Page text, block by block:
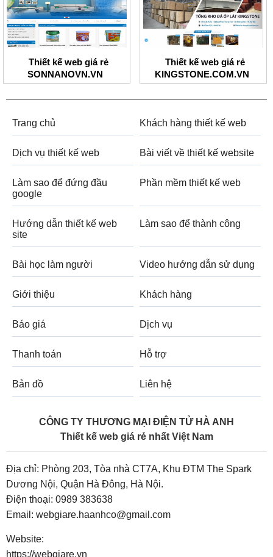
Thiết kế web giá rẻ
SONNANOVN.VN
Thiết kế web giá rẻ
KINGSTONE.COM.VN
Trang chủ Khách hàng thiết kế web
Dịch vụ thiết kế web Bài viết về thiết kế website
Làm sao để đứng đầu
google
Phần mềm thiết kế web
Hướng dẫn thiết kế web
site
Làm sao để thành công
Bài học làm người Video hướng dẫn sử dụng
Giới thiệu Khách hàng
Báo giá Dịch vụ
Thanh toán Hỗ trợ
Bản đồ Liên hệ
CÔNG TY THƯƠNG MẠI ĐIỆN TỬ HÀ ANH
Thiết kế web giá rẻ nhất Việt Nam
Địa chỉ: Phòng 203, Tòa nhà CT7A, Khu ĐTM The Spark
Dương Nội, Quận Hà Đông, Hà Nội.
Điện thoại: 0989 383638
Email: webgiare.haanhco@gmail.com
Website:
https://webgiare.vn